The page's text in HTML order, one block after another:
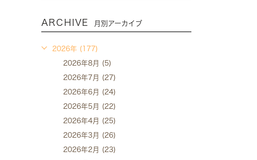
ARCHIVE 月別アーカイブ
2026年 (177)
2026年8月 (5)
2026年7月 (27)
2026年6月 (24)
2026年5月 (22)
2026年4月 (25)
2026年3月 (26)
2026年2月 (23)